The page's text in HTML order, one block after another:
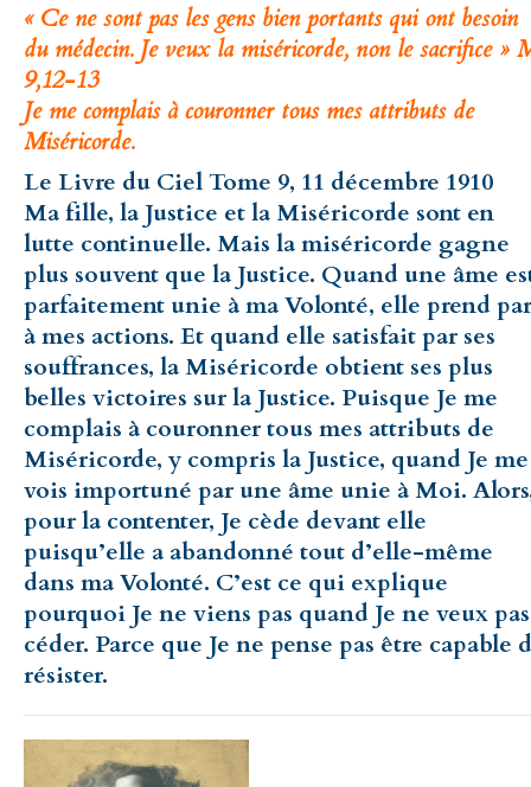
« Ce ne sont pas les gens bien portants qui ont besoin
du médecin. Je veux la miséricorde, non le sacrifice »
9,12-13
Je me complais à couronner tous mes attributs de
Miséricorde.
Le Livre du Ciel Tome 9, 11 décembre 1910
Ma fille, la Justice et la Miséricorde sont en
lutte continuelle. Mais la miséricorde gagne
plus souvent que la Justice. Quand une âme
parfaitement unie à ma Volonté, elle prend
à mes actions. Et quand elle satisfait par ses
souffrances, la Miséricorde obtient ses plus
belles victoires sur la Justice. Puisque Je me
complais à couronner tous mes attributs de
Miséricorde, y compris la Justice, quand Je me
vois importuné par une âme unie à Moi.
pour la contenter, Je cède devant elle
puisqu’elle a abandonné tout d’elle-même
dans ma Volonté. C’est ce qui explique
pourquoi Je ne viens pas quand Je ne veux pas
céder. Parce que Je ne pense pas être capable
résister.